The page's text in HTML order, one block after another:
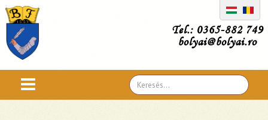
Tel.: 0365-882 749
bolyai@bolyai.ro
Search
...